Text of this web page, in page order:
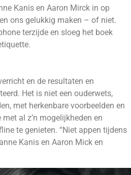
Kanis en Aaron Mirck in op
ons gelukkig maken – of niet.
terzijde en sloeg het boek
en de resultaten en
Het is niet een ouderwets,
met herkenbare voorbeelden en
al z’n mogelijkheden en
te genieten. “Niet appen tijdens
Kanis en Aaron Mick en